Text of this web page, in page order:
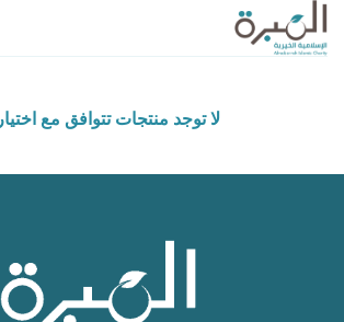
تخطي
للمحتوى
لا توجد منتجات تتوافق مع